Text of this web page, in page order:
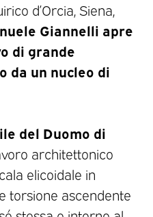
d’Orcia, Siena,
Giannelli apre
di grande
da un nucleo di
del Duomo di
architettonico
elicoidale in
torsione ascendente